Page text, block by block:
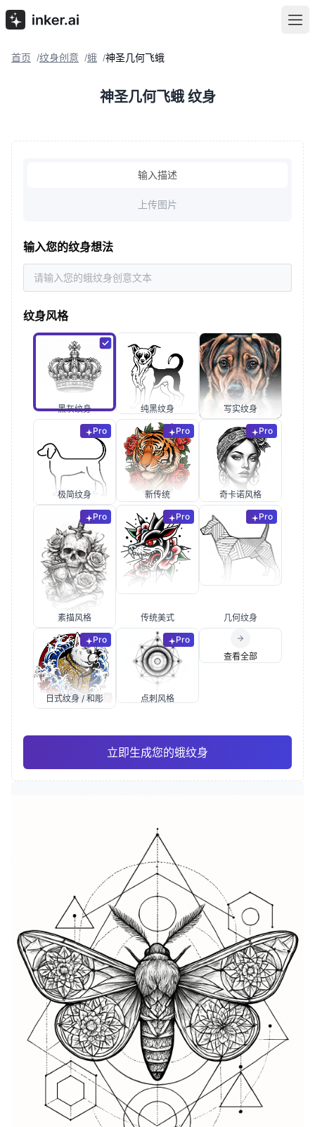
首页 /纹身创意 /蛾 /神圣几何飞蛾
神圣几何飞蛾 纹身
输入描述
上传图片
输入您的纹身想法
纹身风格
黑灰纹身 纯黑纹身 写实纹身
Pro
极简纹身
Pro
新传统
Pro
奇卡诺风格
Pro
素描风格
Pro
传统美式
Pro
几何纹身
Pro
日式纹身 / 和彫
Pro
点刺风格
查看全部
立即生成您的蛾纹身